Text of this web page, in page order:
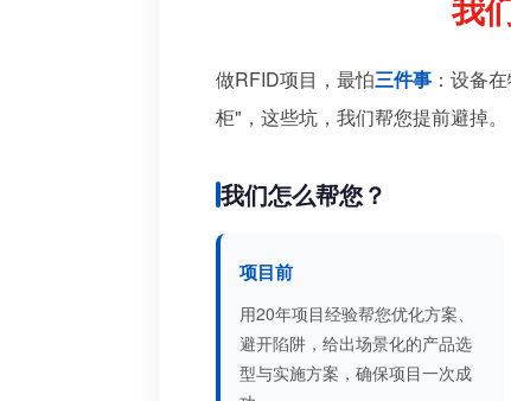
做RFID项目，最怕三件事 ：设备
柜"，这些坑，我们帮您提前避掉。
我们怎么帮您？
项目前
用20年项目经验帮您优化方案、
避开陷阱，给出场景化的产品选
型与实施方案，确保项目一次成